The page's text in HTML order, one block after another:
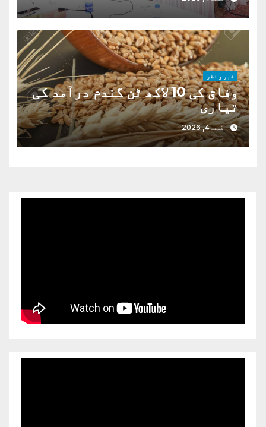
خبر و نظر
وفاق کی 10 لاکھ ٹن گندم درآمد کی
تیاری
اگست 4, 2026